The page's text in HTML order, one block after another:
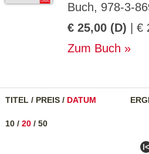
Buch, 978-3-
€ 25,00 (D) | €
Zum Buch
TITEL / PREIS / DATUM
10 / 20 / 50
ǀ<